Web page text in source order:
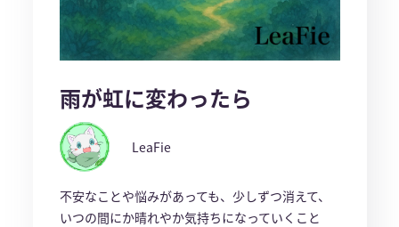
雨が虹に変わったら
LeaFie
不安なことや悩みがあっても、少しずつ消えて、
いつの間にか晴れやか気持ちになっていくこと